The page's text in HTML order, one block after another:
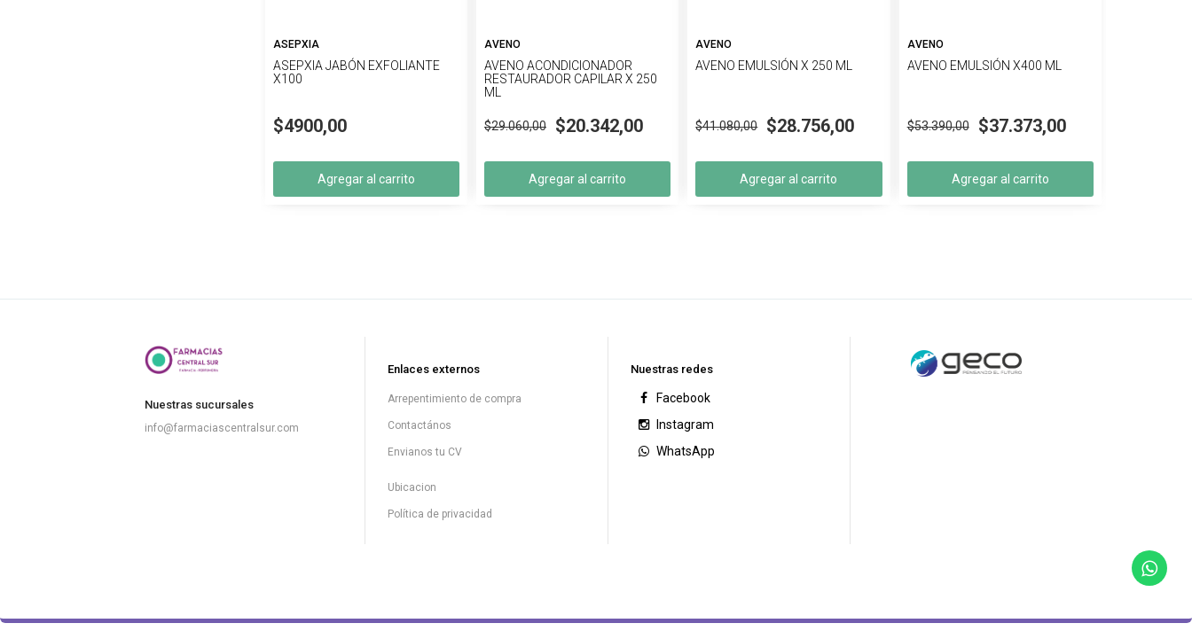
ASEPXIA
ASEPXIA JABÓN EXFOLIANTE
X100
$4900,00
Agregar al carrito
AVENO
AVENO ACONDICIONADOR
RESTAURADOR CAPILAR X 250
ML
$29.060,00 $20.342,00
Agregar al carrito
AVENO
AVENO EMULSIÓN X 250 ML
$41.080,00 $28.756,00
Agregar al carrito
AVENO
AVENO EMULSIÓN X400 ML
$53.390,00 $37.373,00
Agregar al carrito
Nuestras sucursales
info@farmaciascentralsur.com
Enlaces externos
Arrepentimiento de compra
Contactános
Envianos tu CV
Ubicacion
Política de privacidad
Nuestras redes
Facebook
Instagram
WhatsApp